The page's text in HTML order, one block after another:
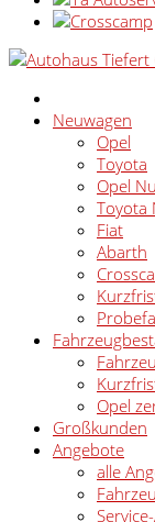
Neuwagen
Opel
Toyota
Opel
Toyota
Fiat
Abarth
Opel
Großkunden
Angebote
alle